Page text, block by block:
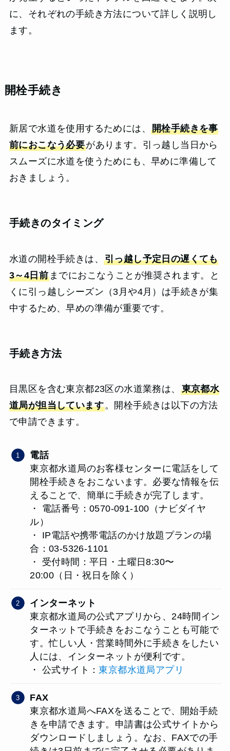
に、それぞれの手続き方法について詳しく説明し
ます。
開栓手続き
新居で水道を使用するためには、 開栓手続きを事
前におこなう必要があります。引っ越し当日から
スムーズに水道を使うためにも、早めに準備して
おきましょう。
手続きのタイミング
水道の開栓手続きは、 引っ越し予定日の遅くても
3～4日前までにおこなうことが推奨されます。と
くに引っ越しシーズン（3月や4月）は手続きが集
中するため、早めの準備が重要です。
手続き方法
目黒区を含む東京都23区の水道業務は、 東京都水
道局が担当しています。開栓手続きは以下の方法
で申請できます。
電話
東京都水道局のお客様センターに電話をして
開栓手続きをおこないます。必要な情報を伝
えることで、簡単に手続きが完了します。
・ 電話番号：0570-091-100（ナビダイヤ
ル）
・ IP電話や携帯電話のかけ放題プランの場
合：03-5326-1101
・ 受付時間：平日・土曜日8:30〜
20:00（日・祝日を除く）
インターネット
東京都水道局の公式アプリから、24時間イン
ターネットで手続きをおこなうことも可能で
す。忙しい人・営業時間外に手続きをしたい
人には、インターネットが便利です。
・ 公式サイト：東京都水道局アプリ
FAX
東京都水道局へFAXを送ることで、開始手続
きを申請できます。申請書は公式サイトから
ダウンロードしましょう。なお、FAXでの手